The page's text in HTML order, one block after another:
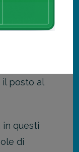
comune,
un
il
il posto al
in questi
di